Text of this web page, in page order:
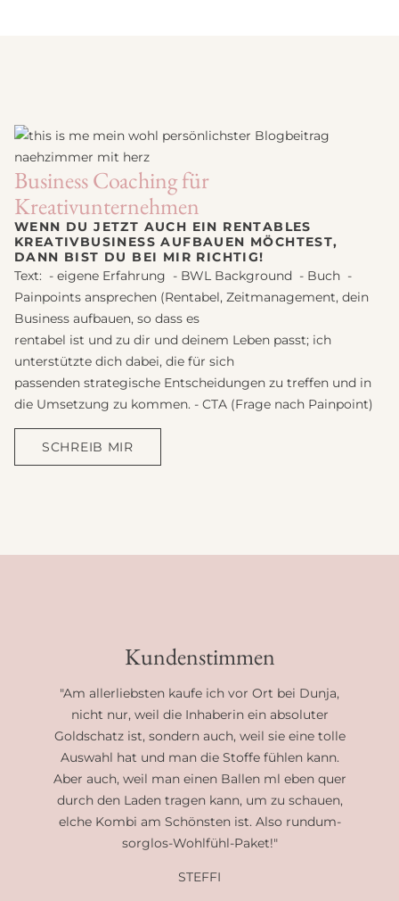
Business Coaching für
Kreativunternehmen
WENN DU JETZT AUCH EIN RENTABLES
KREATIVBUSINESS AUFBAUEN MÖCHTEST,
DANN BIST DU BEI MIR RICHTIG!
Text: - eigene Erfahrung - BWL Background - Buch -
Painpoints ansprechen (Rentabel, Zeitmanagement, dein
Business aufbauen, so dass es
rentabel ist und zu dir und deinem Leben passt; ich
unterstützte dich dabei, die für sich
passenden strategische Entscheidungen zu treffen und in
die Umsetzung zu kommen. - CTA (Frage nach Painpoint)
SCHREIB MIR
Kundenstimmen
Am allerliebsten kaufe ich vor Ort bei Dunja,
nicht nur, weil die Inhaberin ein absoluter
Goldschatz ist, sondern auch, weil sie eine tolle
Auswahl hat und man die Stoffe fühlen kann.
Aber auch, weil man einen Ballen ml eben quer
durch den Laden tragen kann, um zu schauen,
elche Kombi am Schönsten ist. Also rundum-
sorglos-Wohlfühl-Paket!
STEFFI